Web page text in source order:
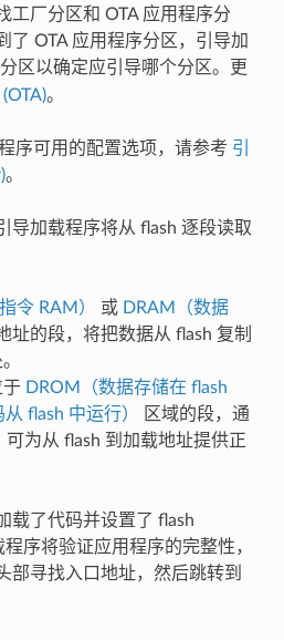
工厂分区和 OTA 应用程序分
了 OTA 应用程序分区，引导加
分区以确定应引导哪个分区。更
。
序可用的配置选项，请参考 引
。
导加载程序将从 flash 逐段读取
令 RAM） 或 DRAM（数据
址的段，将把数据从 flash 复制
于 DROM（数据存储在 flash
从 flash 中运行）
区域的段，通
为从 flash 到加载地址提供正
载了代码并设置了 flash
序将验证应用程序的完整性，
部寻找入口地址，然后跳转到